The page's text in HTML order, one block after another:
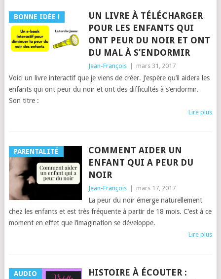
BONNE IDÉE !
UN LIVRE À TÉLÉCHARGER
POUR LES ENFANTS QUI
ONT PEUR DU NOIR ET ONT
DU MAL À S’ENDORMIR
Jean-François mars 31, 2017
Voici un livre interactif que je viens de créer. J’espère qu’il aidera les
enfants qui ont peur du noir et ont des difficultés à s’endormir.
Son titre :
Lire plus
PARENTALITÉ
COMMENT AIDER UN
ENFANT QUI A PEUR DU
NOIR
Jean-François mars 17, 2017
La peur du noir émerge naturellement
chez les enfants et est très fréquente à partir de 18 mois. C’est à ce
moment en effet que l’imagination se développe.
Lire plus
AUDIO
HISTOIRE À ÉCOUTER :